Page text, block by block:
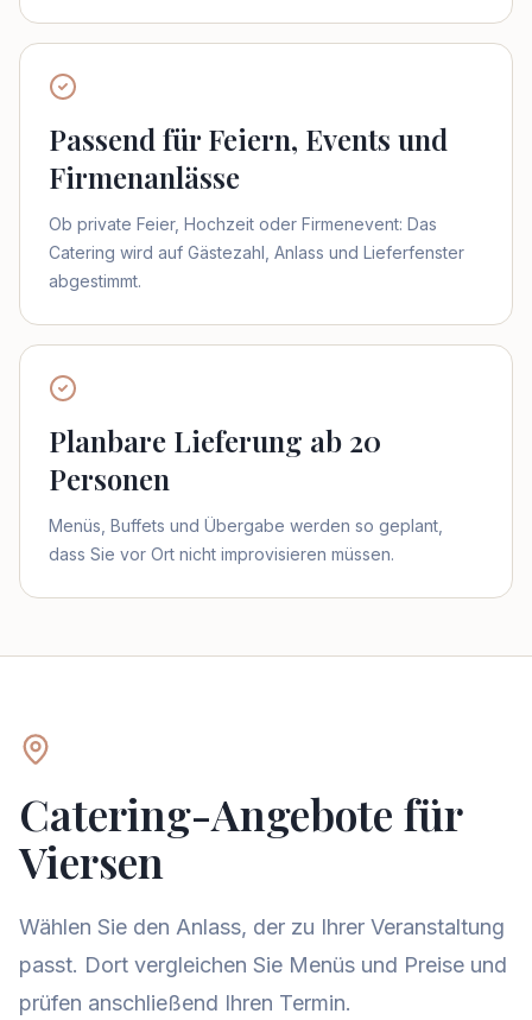
Passend für Feiern, Events und
Firmenanlässe
Ob private Feier, Hochzeit oder Firmenevent: Das
Catering wird auf Gästezahl, Anlass und Lieferfenster
abgestimmt.
Planbare Lieferung ab 20
Personen
Menüs, Buffets und Übergabe werden so geplant,
dass Sie vor Ort nicht improvisieren müssen.
Catering-Angebote für
Viersen
Wählen Sie den Anlass, der zu Ihrer Veranstaltung
passt. Dort vergleichen Sie Menüs und Preise und
prüfen anschließend Ihren Termin.